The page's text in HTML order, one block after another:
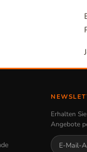
Erhalten
Angebote